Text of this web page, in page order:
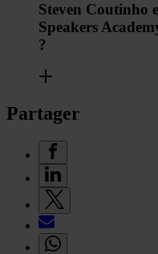
Steven Coutinho
Speakers
?
Partager